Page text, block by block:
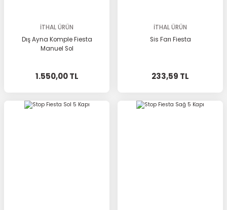
İTHAL ÜRÜN
Dış Ayna Komple Fiesta
Manuel Sol
1.550,00 TL
İTHAL ÜRÜN
Sis Farı Fiesta
233,59 TL